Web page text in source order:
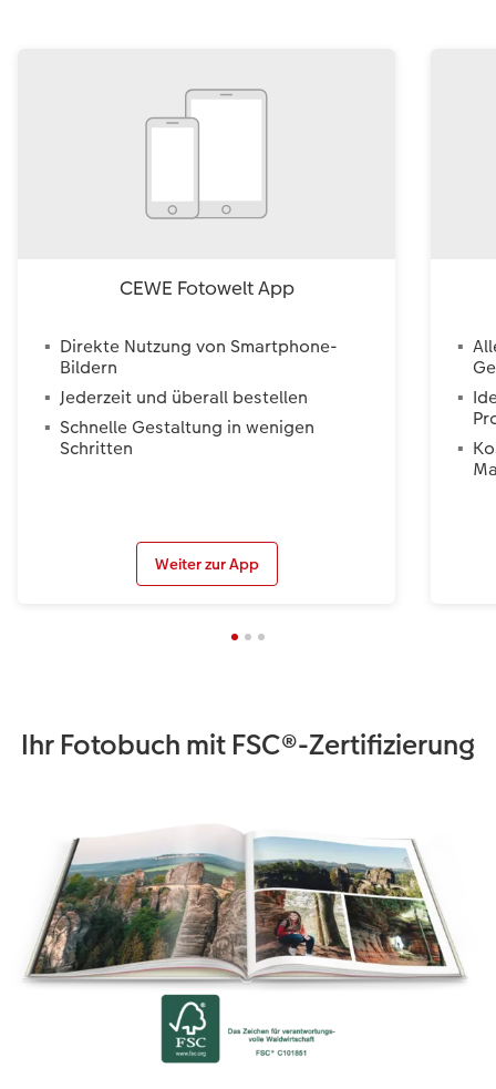
CEWE Fotowelt App
Direkte Nutzung von Smartphone-
Bildern
Jederzeit und überall bestellen
Schnelle Gestaltung in wenigen
Schritten
Weiter zur App
Ihr Fotobuch mit FSC®-Zertifizierung